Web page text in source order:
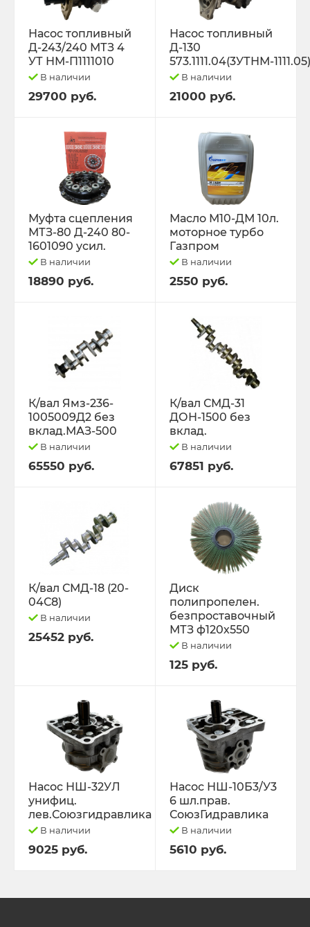
Насос топливный
Д-243/240 МТЗ 4
УТ НМ-П1111010
В наличии
29700 руб.
Насос топливный
Д-130
573.1111.04(3УТНМ-1111.05)
В наличии
21000 руб.
Муфта сцепления
МТЗ-80 Д-240 80-
1601090 усил.
В наличии
18890 руб.
Масло М10-ДМ 10л.
моторное турбо
Газпром
В наличии
2550 руб.
К/вал Ямз-236-
1005009Д2 без
вклад.МАЗ-500
В наличии
65550 руб.
К/вал СМД-31
ДОН-1500 без
вклад.
В наличии
67851 руб.
К/вал СМД-18 (20-
04С8)
В наличии
25452 руб.
Диск
полипропелен.
безпроставочный
МТЗ ф120х550
В наличии
125 руб.
Насос НШ-32УЛ
унифиц.
лев.Союзгидравлика
В наличии
9025 руб.
Насос НШ-10Б3/У3
6 шл.прав.
СоюзГидравлика
В наличии
5610 руб.